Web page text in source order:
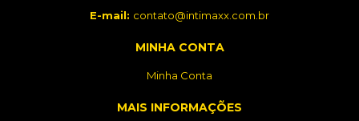
E-mail: contato@intimaxx.com.br
MINHA CONTA
Minha Conta
MAIS INFORMAÇÕES